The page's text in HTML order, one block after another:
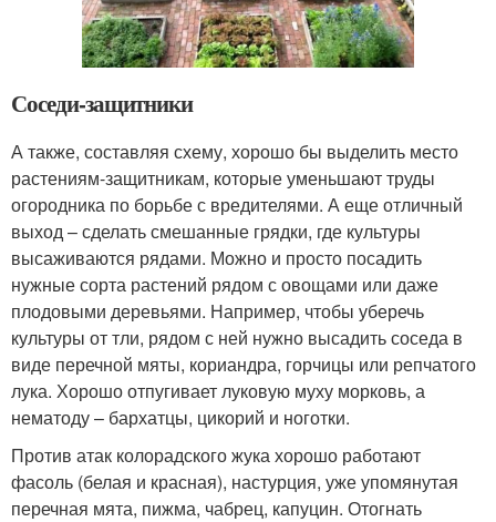
Соседи-защитники
А также, составляя схему, хорошо бы выделить место
растениям-защитникам, которые уменьшают труды
огородника по борьбе с вредителями. А еще отличный
выход – сделать смешанные грядки, где культуры
высаживаются рядами. Можно и просто посадить
нужные сорта растений рядом с овощами или даже
плодовыми деревьями. Например, чтобы уберечь
культуры от тли, рядом с ней нужно высадить соседа в
виде перечной мяты, кориандра, горчицы или репчатого
лука. Хорошо отпугивает луковую муху морковь, а
нематоду – бархатцы, цикорий и ноготки.
Против атак колорадского жука хорошо работают
фасоль (белая и красная), настурция, уже упомянутая
перечная мята, пижма, чабрец, капуцин. Отогнать